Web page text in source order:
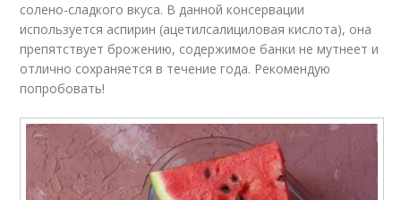
солено-сладкого вкуса. В данной консервации
используется аспирин (ацетилсалициловая кислота), она
препятствует брожению, содержимое банки не мутнеет и
отлично сохраняется в течение года. Рекомендую
попробовать!